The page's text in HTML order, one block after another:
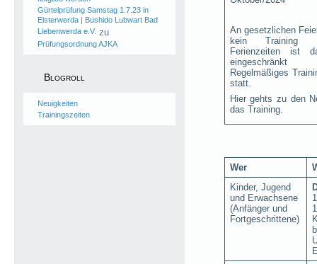
Gürtelprüfung Samstag 1.7.23 in
Elsterwerda | Bushido Lubwart Bad
Liebenwerda e.V. zu
Prüfungsordnung AJKA
Blogroll
Neuigkeiten
Trainingszeiten
An gesetzlichen
kein Training
Ferienzeiten ist
eingeschränkt
Regelmäßiges
statt.
Hier gehts zu den
das Training.
Wer
Kinder, Jugend
und Erwachsene
(Anfänger und
Fortgeschrittene)